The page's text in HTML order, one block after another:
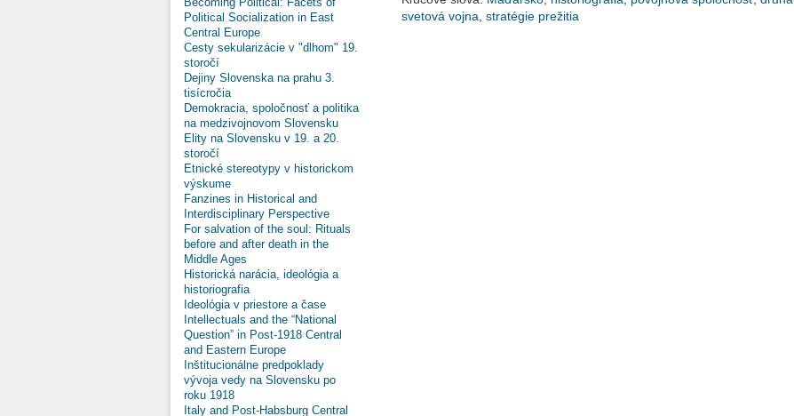
Political Socialization in East
Central Europe
Cesty sekularizácie v "dlhom" 19.
storočí
Dejiny Slovenska na prahu 3.
tisícročia
Demokracia, spoločnosť a politika
na medzivojnovom Slovensku
Elity na Slovensku v 19. a 20.
storočí
Etnické stereotypy v historickom
výskume
Fanzines in Historical and
Interdisciplinary Perspective
For salvation of the soul: Rituals
before and after death in the
Middle Ages
Historická narácia, ideológia a
historiografia
Ideológia v priestore a čase
Intellectuals and the “National
Question” in Post-1918 Central
and Eastern Europe
Inštitucionálne predpoklady
vývoja vedy na Slovensku po
roku 1918
Italy and Post-Habsburg Central
svetová vojna stratégie prežitia